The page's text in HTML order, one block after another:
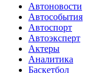
Автоновости
Автособытия
Автоспорт
Автоэксперт
Актеры
Аналитика
Баскетбол